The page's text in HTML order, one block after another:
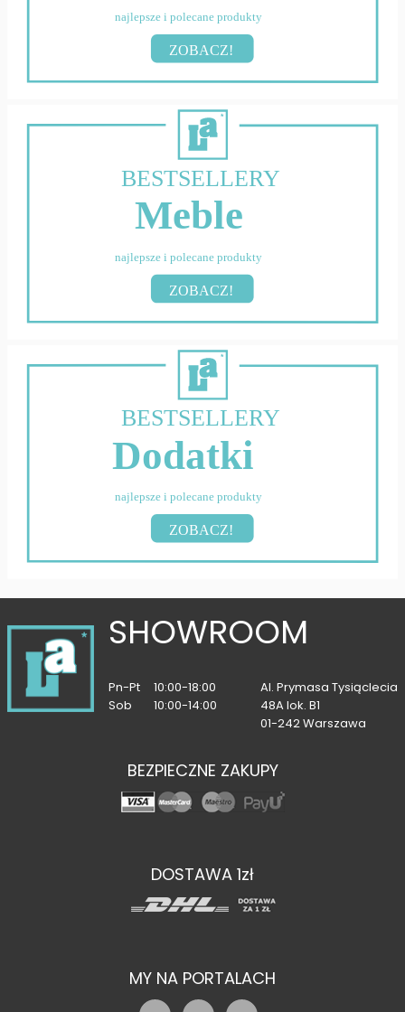
najlepsze i polecane produkty
ZOBACZ!
BESTSELLERY
Meble
najlepsze i polecane produkty
ZOBACZ!
BESTSELLERY
Dodatki
najlepsze i polecane produkty
ZOBACZ!
SHOWROOM
Pn-Pt
10:00-18:00
Sob
10:00-14:00
Al. Prymasa Tysiąclecia
48A lok. B1
01-242 Warszawa
BEZPIECZNE ZAKUPY
DOSTAWA 1zł
MY NA PORTALACH